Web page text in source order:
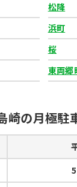
松降
浜町
桜
東両郷
崎の月極駐